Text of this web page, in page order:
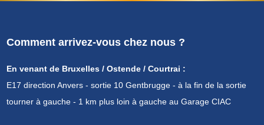
Comment arrivez-vous chez nous ?
En venant de Bruxelles / Ostende / Courtrai :
E17 direction Anvers - sortie 10 Gentbrugge - à la fin de la sortie
tourner à gauche - 1 km plus loin à gauche au Garage CIAC